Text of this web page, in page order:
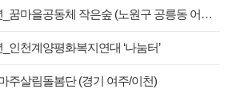
생명밥차이야기_2026년_꿈마을공동체 작은숲 (노원구 공릉동 어릔이식당)
인천계양평화복지연대 ‘나눔터’
주살림돌봄단 (경기 여주/이천)